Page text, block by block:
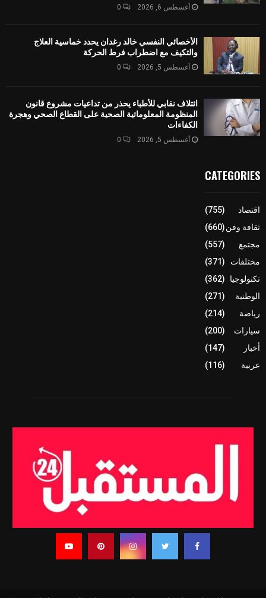
أغسطس 6, 2026 0
الأخصائي النفسي خالد رغدان يحدد خماسية العلاج
والتكيف مع اضطراب فرط الحركة
أغسطس 5, 2026 0
ائتلاف نقابي للأطباء يحذر من تداعيات مشروع قانون
المنظومة المعلوماتية الصحية على القطاع الصحي وهجرة
الكفاءات
أغسطس 5, 2026 0
CATEGORIES
اقتصاد
(755)
ثقافة وفن(660)
مجتمع
(557)
مختلفات
(371)
تكنولوجيا
(362)
الوطنية
(271)
رياضة
(214)
سيارات
(200)
أخبار
(147)
عربية
(116)